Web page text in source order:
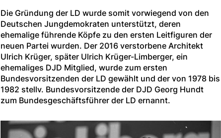
Die Gründung der LD wurde somit vorwiegend von den
Deutschen Jungdemokraten unterstützt, deren
ehemalige führende Köpfe zu den ersten Leitfiguren der
neuen Partei wurden. Der 2016 verstorbene Architekt
Ulrich Krüger, später Ulrich Krüger-Limberger, ein
ehemaliges DJD Mitglied, wurde zum ersten
Bundesvorsitzenden der LD gewählt und der von 1978 bis
1982 stellv. Bundesvorsitzende der DJD Georg Hundt
zum Bundesgeschäftsführer der LD ernannt.